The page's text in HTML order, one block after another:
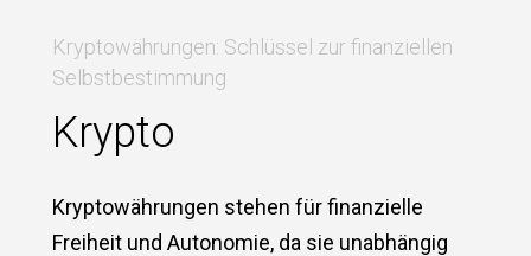
Kryptowährungen: Schlüssel zur finanziellen
Selbstbestimmung
Krypto
Kryptowährungen stehen für finanzielle
Freiheit und Autonomie, da sie unabhängig